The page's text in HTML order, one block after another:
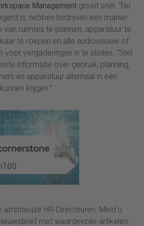
Management groeit snel. “Nu
is, hebben bedrijven een manier
van ruimtes te plannen, apparatuur te
te roepen en alle audiovisuele of
voor vergaderingen in te stellen. “Stel
informatie over gebruik, planning,
en apparatuur allemaal in één
krijgen.”
ambitieuze HR-Directeuren. Meld u
met waardevolle artikelen,